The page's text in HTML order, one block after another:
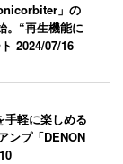
」の
。“再生機能に
ト2024/07/16
軽に楽しめる
ンプ「DENON